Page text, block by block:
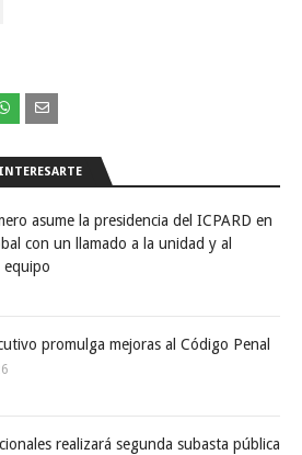
asume la presidencia del ICPARD en
con un llamado a la unidad y al
equipo
promulga mejoras al Código Penal
realizará segunda subasta pública